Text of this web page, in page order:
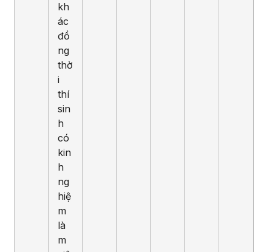
kh
ác
đồ
ng
thờ
i
thí
sin
h
có
kin
h
ng
hiệ
m
là
m